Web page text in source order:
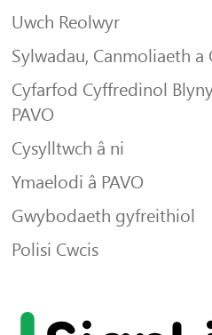
Uwch Reolwyr
Sylwadau, Canmoliaeth a
Cyfarfod Cyffredinol
PAVO
Cysylltwch â ni
Ymaelodi â PAVO
Gwybodaeth gyfreithiol
Polisi Cwcis